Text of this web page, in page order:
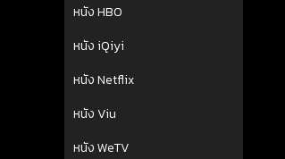
หนัง HBO
หนัง iQiyi
หนัง Netflix
หนัง Viu
หนัง WeTV